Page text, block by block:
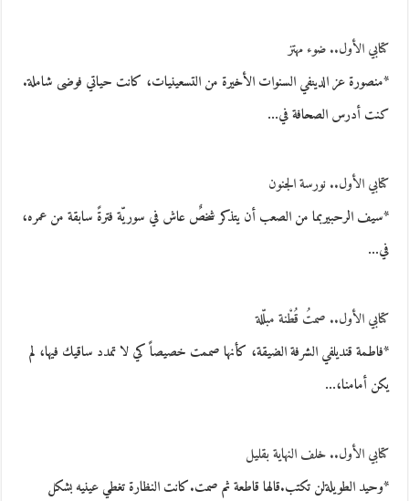
كتابي الأول.. ضوء مهتز
*منصورة عز الدينفي السنوات الأخيرة من التسعينيات، كانت حياتي فوضى شاملة.
كنت أدرس الصحافة في…
كتابي الأول.. نورسة الجنون
*سيف الرحبيربما من الصعب أن يتذكر شخصٌ عاش في سوريّة فترةً سابقة من عمره،
في…
كتابي الأول.. صمتُ قُطْنة مبلّلة
*فاطمة قنديلفي الشرفة الضيقة، كأنها صممت خصيصاً كي لا تمدد ساقيك فيها، لم
يكن أمامنا،…
كتابي الأول.. خلف النهاية بقليل
*وحيد الطويلةلن تكتب.قالها قاطعة ثم صمت.كانت النظارة تغطي عينيه بشكل